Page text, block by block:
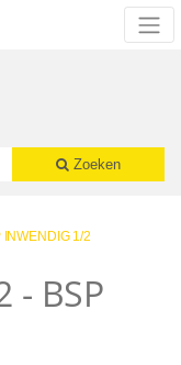
Zoeken
1/2
- BSP